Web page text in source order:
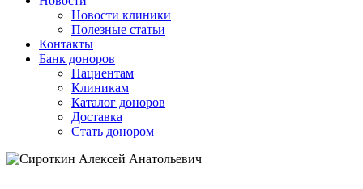
Новости клиники
Полезные статьи
Контакты
Банк доноров
Пациентам
Клиникам
Каталог доноров
Доставка
Стать донором